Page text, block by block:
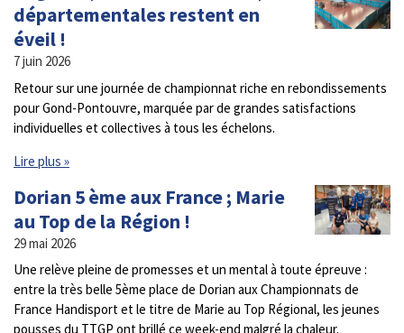
départementales restent en
éveil !
7 juin 2026
Retour sur une journée de championnat riche en rebondissements
pour Gond-Pontouvre, marquée par de grandes satisfactions
individuelles et collectives à tous les échelons.
Lire plus »
Dorian 5 ème aux France ; Marie
au Top de la Région !
29 mai 2026
Une relève pleine de promesses et un mental à toute épreuve :
entre la très belle 5ème place de Dorian aux Championnats de
France Handisport et le titre de Marie au Top Régional, les jeunes
pousses du TTGP ont brillé ce week-end malgré la chaleur.